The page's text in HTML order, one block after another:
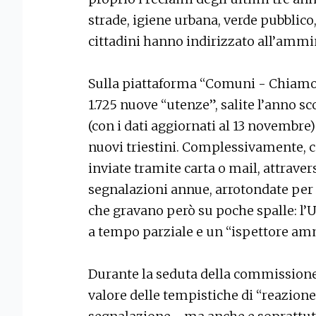
strade, igiene urbana, verde
cittadini hanno indirizzato
Sulla piattaforma “Comuni -
1.725 nuove “utenze”, salite l’anno
(con i dati aggiornati al 13
nuovi triestini. Complessivamente,
inviate tramite carta o mail,
segnalazioni annue, arrotondate
che gravano però su poche spalle:
a tempo parziale e un “ispettore
Durante la seduta della
valore delle tempistiche di